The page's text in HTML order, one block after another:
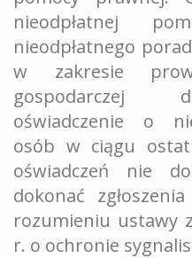
nieodpłatnej
nieodpłatnego
w zakresie
gospodarczej
oświadczenie o
osób w ciągu
oświadczeń nie
dokonać
rozumieniu ustawy
r. o ochronie